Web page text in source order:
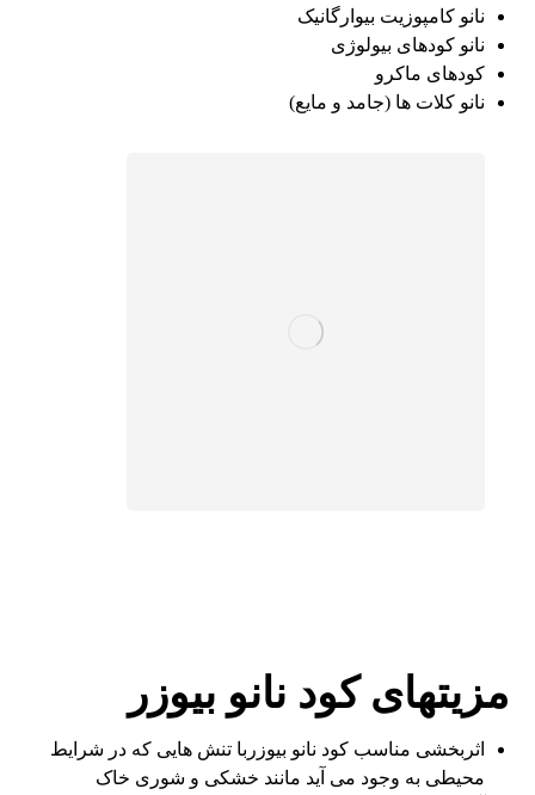
نانو کامپوزیت بیوارگانیک
نانو کودهای بیولوژی
کودهای ماکرو
نانو کلات ها (جامد و مایع)
مزیتهای کود نانو بیوزر
اثربخشی مناسب کود نانو بیوزربا تنش هایی که در شرایط
محیطی به وجود می آید مانند خشکی و شوری خاک